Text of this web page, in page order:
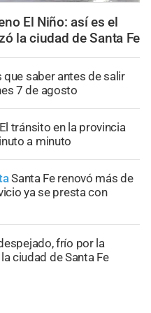
El Niño: así es el
la ciudad de Santa Fe
saber antes de salir
7 de agosto
El tránsito en la provincia
a minuto
Santa Fe renovó más de
ya se presta con
frío por la
ciudad de Santa Fe